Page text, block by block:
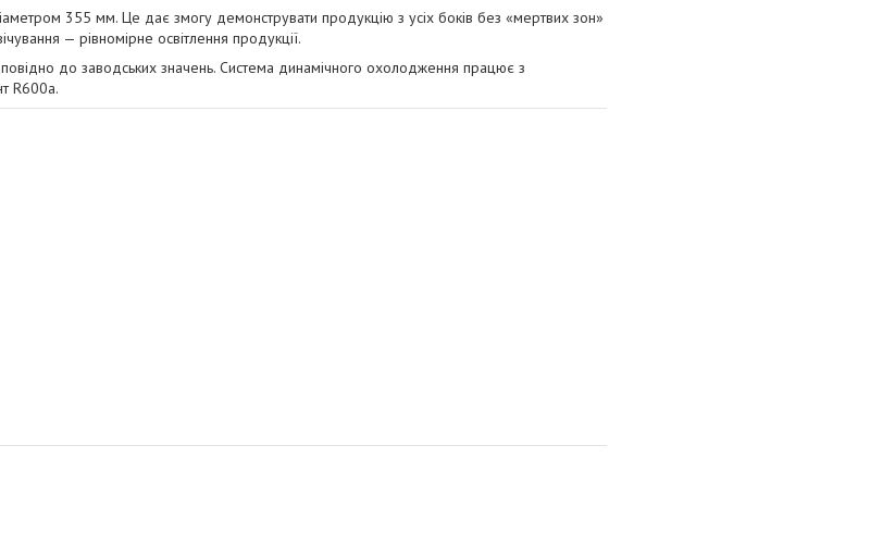
355 мм. Це дає змогу демонструвати продукцію з усіх боків без «мертвих зон»
— рівномірне освітлення продукції.
до заводських значень. Система динамічного охолодження працює з
R600a.